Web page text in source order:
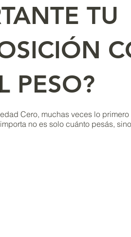
TU
PESO?
Cero, muchas veces lo
no es solo cuánto pesás,